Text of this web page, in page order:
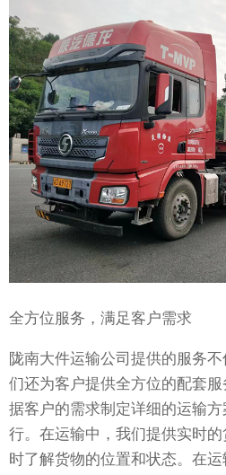
全方位服务，满足客户需求
陇南大件运输公司提供的服务
们还为客户提供全方位的配套
据客户的需求制定详细的运输
行。在运输中，我们提供实时
时了解货物的位置和状态。在